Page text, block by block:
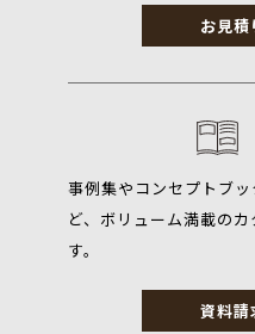
お見
事例集やコンセプトブ
ど、ボリューム満載の
す。
資料請